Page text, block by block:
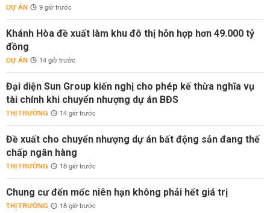
DỰ ÁN 9 giờ trước
Khánh Hòa đề xuất làm khu đô thị hỗn hợp hơn 49.000 tỷ
đồng
DỰ ÁN 14 giờ trước
Đại diện Sun Group kiến nghị cho phép kế thừa nghĩa vụ
tài chính khi chuyển nhượng dự án BĐS
THỊ TRƯỜNG 14 giờ trước
Đề xuất cho chuyển nhượng dự án bất động sản đang thế
chấp ngân hàng
THỊ TRƯỜNG 18 giờ trước
Chung cư đến mốc niên hạn không phải hết giá trị
THỊ TRƯỜNG 18 giờ trước